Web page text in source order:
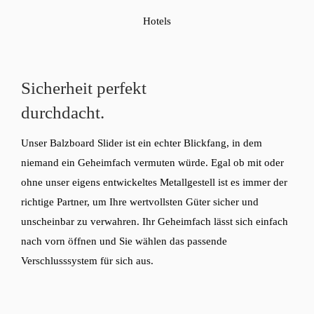
Hotels
Sicherheit perfekt
durchdacht.
Unser Balzboard Slider ist ein echter Blickfang, in dem
niemand ein Geheimfach vermuten würde. Egal ob mit oder
ohne unser eigens entwickeltes Metallgestell ist es immer der
richtige Partner, um Ihre wertvollsten Güter sicher und
unscheinbar zu verwahren. Ihr Geheimfach lässt sich einfach
nach vorn öffnen und Sie wählen das passende
Verschlusssystem für sich aus.